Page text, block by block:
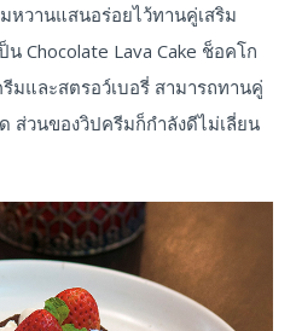
หวานแสนอร่อยไว้ทานคู่เสริม
Chocolate Lava Cake ช็อคโก
มและสตรอว์เบอรี่ สามารถทานคู่
ส่วนของวิปครีมก็กำลังดีไม่เลี่ยน